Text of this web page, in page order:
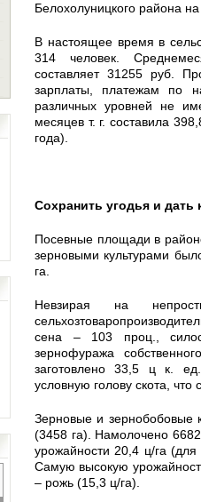
Белохолуницкого района
В настоящее время в
314 человек.
составляет 31255 руб.
зарплаты, платежам по
различных уровней не
месяцев т. г. составила
года).
Сохранить угодья и дать
Посевные площади в
зерновыми культурами
га.
Невзирая на
сена – 103 проц.,
зернофуража
заготовлено 33,5 ц к.
условную голову скота, что
Зерновые и зернобобовые
(3458 га). Намолочено
урожайности 20,4 ц/га
Самую высокую
– рожь (15,3 ц/га).